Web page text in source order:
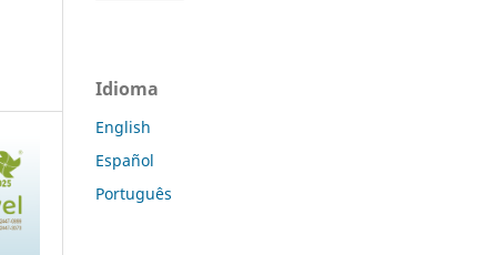
Idioma
English
Español
Português